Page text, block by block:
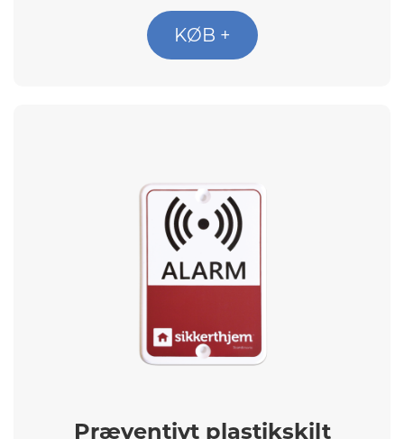
KØB +
Præventivt plastikskilt